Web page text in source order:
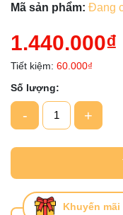
Mã sản phẩm: Đang
1.440.000₫
Tiết kiệm: 60.000₫
Số lượng:
- +
Khuyến